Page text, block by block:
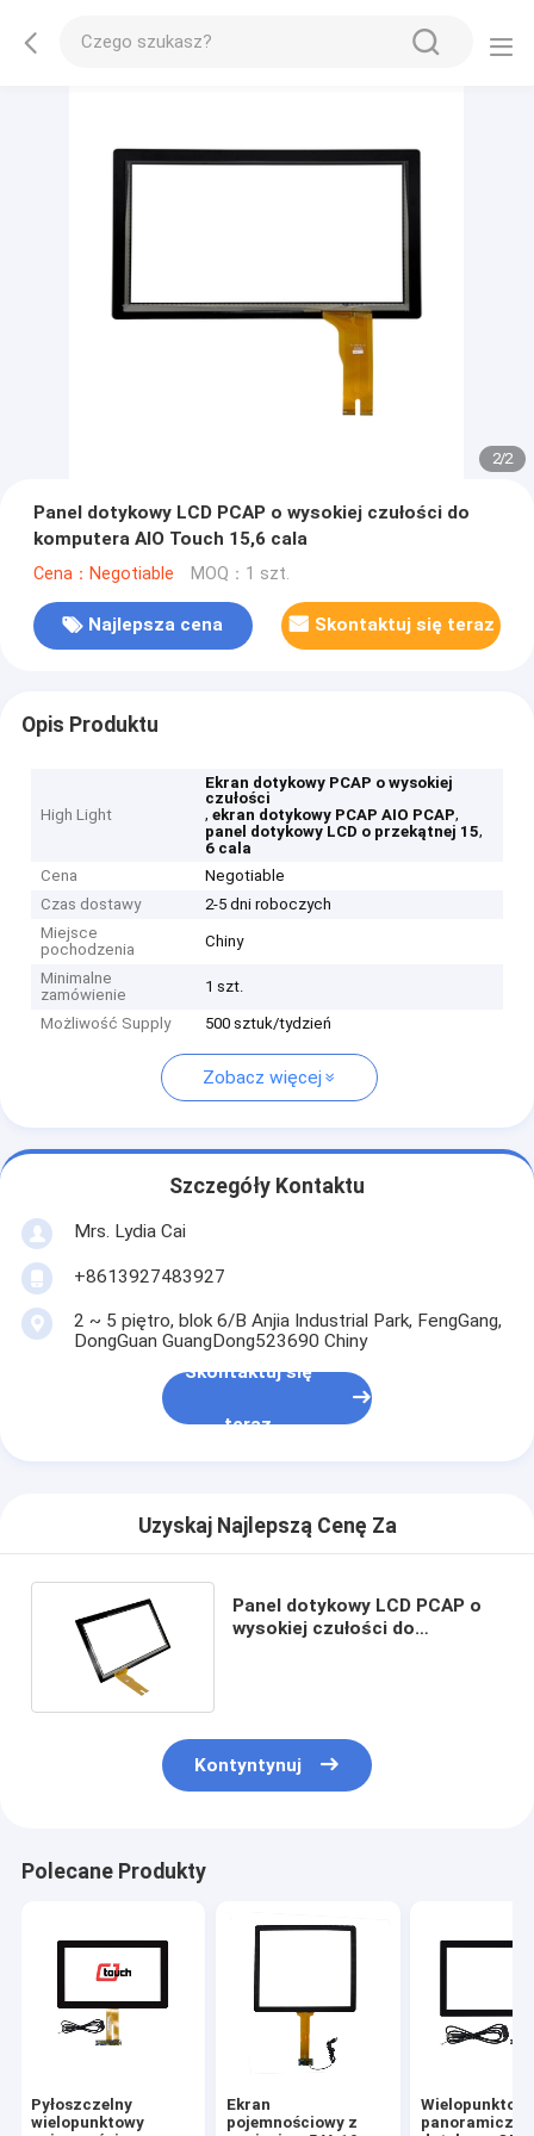
2/2
Panel dotykowy LCD PCAP o wysokiej czułości do
komputera AIO Touch 15,6 cala
Cena：Negotiable MOQ：1 szt.
Najlepsza cena Skontaktuj się teraz
Opis Produktu
High Light
Ekran dotykowy PCAP o wysokiej
czułości
,ekran dotykowy PCAP AIO PCAP,
panel dotykowy LCD o przekątnej 15,
6 cala
Cena
Negotiable
Czas dostawy
2-5 dni roboczych
Miejsce
pochodzenia
Chiny
Minimalne
zamówienie
1 szt.
Możliwość Supply 500 sztuk/tydzień
Zobacz więcej
Szczegóły Kontaktu
Mrs. Lydia Cai
+8613927483927
2 ~ 5 piętro, blok 6/B Anjia Industrial Park, FengGang,
DongGuan GuangDong523690 Chiny
Skontaktuj się
teraz
Uzyskaj Najlepszą Cenę Za
Panel dotykowy LCD PCAP o
wysokiej czułości do
Kontyntynuj
Polecane Produkty
Pyłoszczelny
wielopunktowy
Ekran
pojemnościowy z
panoramiczny